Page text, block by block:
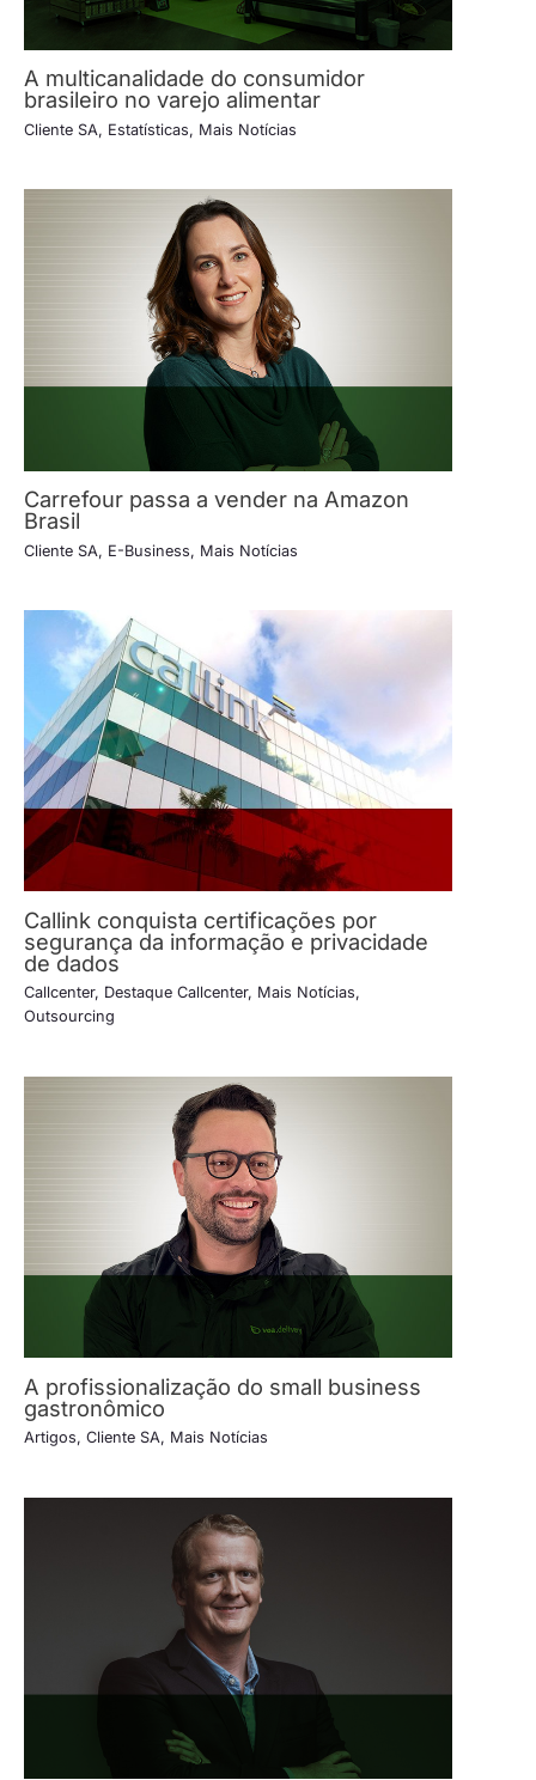
A multicanalidade do consumidor
brasileiro no varejo alimentar
Cliente SA, Estatísticas, Mais Notícias
Carrefour passa a vender na Amazon
Brasil
Cliente SA, E-Business, Mais Notícias
Callink conquista certificações por
segurança da informação e privacidade
de dados
Callcenter, Destaque Callcenter, Mais Notícias,
Outsourcing
A profissionalização do small business
gastronômico
Artigos, Cliente SA, Mais Notícias